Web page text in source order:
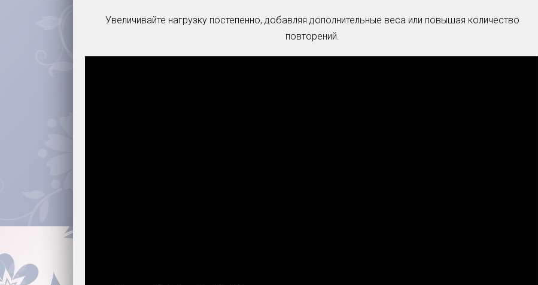
Увеличивайте нагрузку постепенно, добавляя дополнительные веса или повышая количество
повторений.